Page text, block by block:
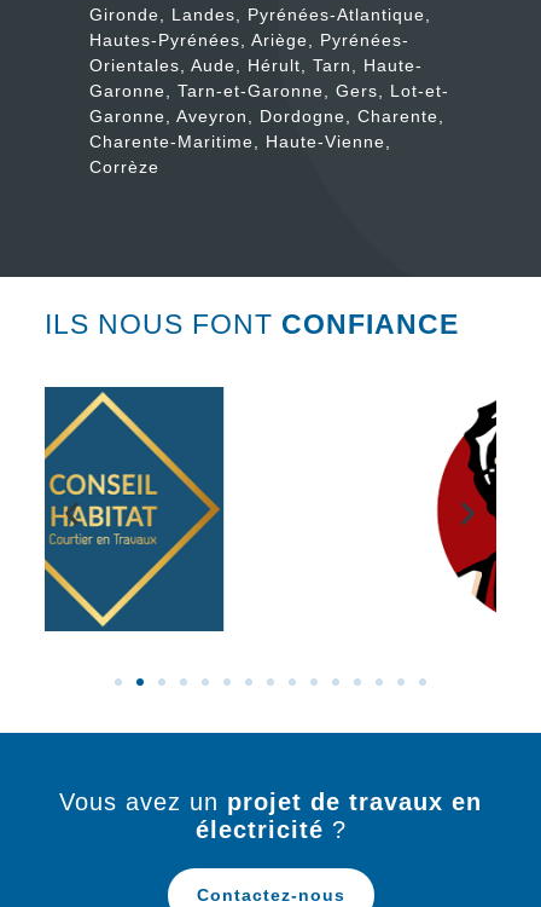
Gironde, Landes, Pyrénées-Atlantique,
Hautes-Pyrénées, Ariège, Pyrénées-
Orientales, Aude, Hérult, Tarn, Haute-
Garonne, Tarn-et-Garonne, Gers, Lot-et-
Garonne, Aveyron, Dordogne, Charente,
Charente-Maritime, Haute-Vienne,
Corrèze
ILS NOUS FONT CONFIANCE
Vous avez un projet de travaux en
électricité ?
Contactez-nous